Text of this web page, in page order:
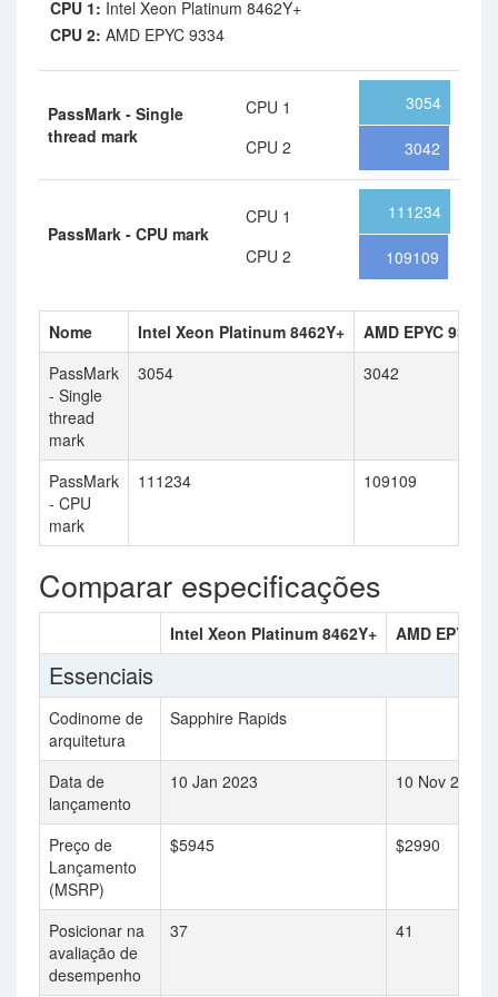
CPU 1: Intel Xeon Platinum 8462Y+
CPU 2: AMD EPYC 9334
PassMark - Single
thread mark
CPU 1
CPU 2
3054
3042
PassMark - CPU mark
CPU 1
CPU 2
111234
109109
Nome Intel Xeon Platinum 8462Y+
AMD EPYC 9334
PassMark
- Single
thread
mark
3054 3042
PassMark
- CPU
mark
111234 109109
Comparar especificações
Intel Xeon Platinum 8462Y+ AMD EPYC
Essenciais
Codinome de
arquitetura
Sapphire Rapids
Data de
lançamento
10 Jan 2023 10 Nov 2022
Preço de
Lançamento
(MSRP)
$5945 $2990
Posicionar na
avaliação de
desempenho
37 41